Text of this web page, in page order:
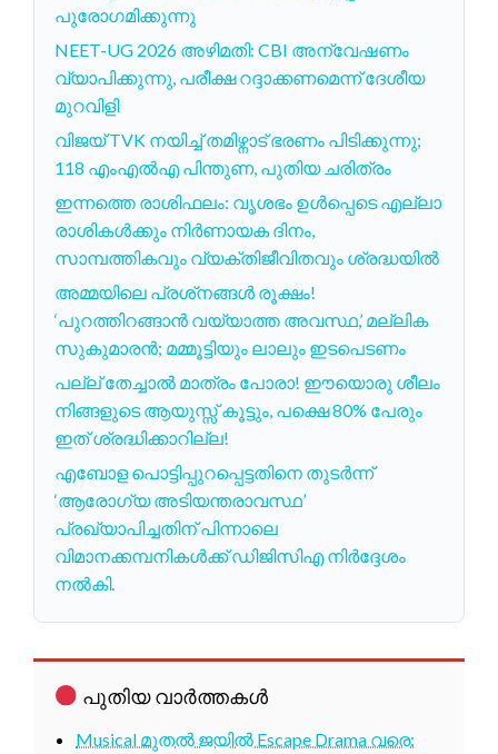
പുരോഗമിക്കുന്നു
NEET-UG 2026 അഴിമതി: CBI അന്വേഷണം
വ്യാപിക്കുന്നു, പരീക്ഷ റദ്ദാക്കണമെന്ന് ദേശീയ
മുറവിളി
വിജയ് TVK നയിച്ച് തമിഴ്നാട് ഭരണം പിടിക്കുന്നു;
118 എംഎല്‍എ പിന്തുണ, പുതിയ ചരിത്രം
ഇന്നത്തെ രാശിഫലം: വൃശഭം ഉൾപ്പെടെ എല്ലാ
രാശികൾക്കും നിർണായക ദിനം,
സാമ്പത്തികവും വ്യക്തിജീവിതവും ശ്രദ്ധയിൽ
അമ്മയിലെ പ്രശ്‌നങ്ങൾ രൂക്ഷം!
‘പുറത്തിറങ്ങാൻ വയ്യാത്ത അവസ്ഥ,’ മല്ലിക
സുകുമാരൻ; മമ്മൂട്ടിയും ലാലും ഇടപെടണം
പല്ല് തേച്ചാൽ മാത്രം പോരാ! ഈയൊരു ശീലം
നിങ്ങളുടെ ആയുസ്സ് കൂട്ടും, പക്ഷെ 80% പേരും
ഇത് ശ്രദ്ധിക്കാറില്ല!
എബോള പൊട്ടിപ്പുറപ്പെട്ടതിനെ തുടർന്ന്
‘ആരോഗ്യ അടിയന്തരാവസ്ഥ’
പ്രഖ്യാപിച്ചതിന് പിന്നാലെ
വിമാനക്കമ്പനികൾക്ക് ഡിജിസിഎ നിർദ്ദേശം
നൽകി.
പുതിയ വാർത്തകൾ
Musical മുതൽ ജയിൽ Escape Drama വരെ: